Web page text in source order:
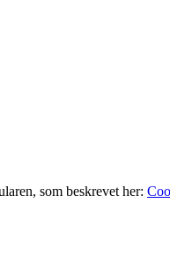
som beskrevet her: